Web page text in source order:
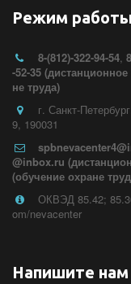
Режим
8-(812)-322-94-54,
-52-35
не труда)
г. Санкт-Петербург
9, 190031
@inbox.ru
(обучение охране
ОКВЭД 85.42;
om/nevacenter
Напишите нам